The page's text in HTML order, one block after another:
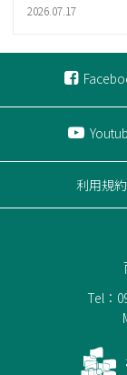
2026.07.17
利用規約
Tel：